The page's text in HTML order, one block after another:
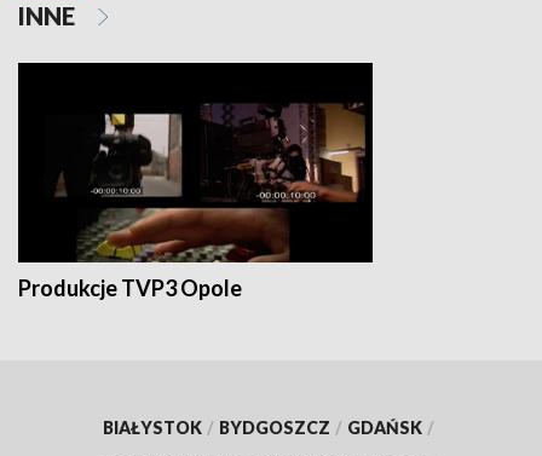
INNE
Produkcje TVP3 Opole
BIAŁYSTOK / BYDGOSZCZ / GDAŃSK /